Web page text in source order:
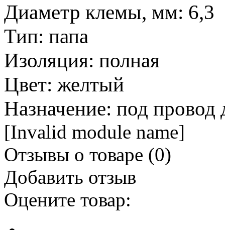
Диаметр клемы, мм: 6,3
Тип: папа
Изоляция: полная
Цвет: желтый
Назначение: под
[Invalid module name]
Отзывы о товаре (0)
Добавить отзыв
Оцените товар: